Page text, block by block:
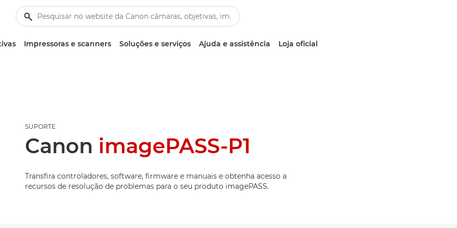
Impressoras e scanners Soluções e serviços Ajuda e assistência Loja oficial
SUPORTE
Canon imagePASS-P1
Transfira controladores, software, firmware e manuais e obtenha acesso a
recursos de resolução de problemas para o seu produto imagePASS.